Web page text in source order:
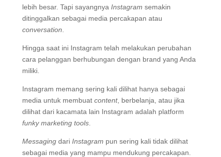
lebih besar. Tapi sayangnya Instagram semakin
ditinggalkan sebagai media percakapan atau
conversation
Hingga saat ini Instagram telah melakukan perubahan
cara pelanggan berhubungan dengan brand yang Anda
miliki.
Instagram memang sering kali dilihat hanya sebagai
media untuk membuat content, berbelanja, atau jika
dilihat dari kacamata lain Instagram adalah platform
funky marketing tools.
Messagingdari Instagram pun sering kali tidak dilihat
sebagai media yang mampu mendukung percakapan.